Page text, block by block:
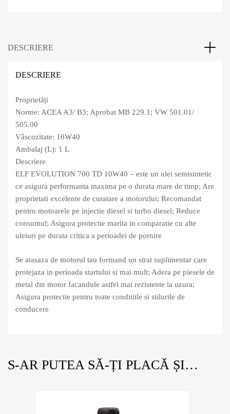
DESCRIERE
DESCRIERE
Proprietăți
Norme: ACEA A3/ B3; Aprobat MB 229.1; VW 501.01/
505.00
Vâscozitate: 10W40
Ambalaj (L): 1 L
Descriere
ELF EVOLUTION 700 TD 10W40 – este un ulei semisintetic
ce asigura performanta maxima pe o durata mare de timp; Are
proprietati excelente de curatare a motorului; Recomandat
pentru motoarele pe injectie diesel si turbo diesel; Reduce
consumul; Asigura protectie marita in comparatie cu alte
uleiuri pe durata critica a perioadei de pornire
Se atasaza de motorul tau formand un strat suplimentar care
protejaza in perioada startului si mai mult; Adera pe piesele de
metal din motor facandule astfel mai rezistente la uzura;
Asigura protectie pentru toate conditiile si stilurile de
conducere
S-AR PUTEA SĂ-ȚI PLACĂ ȘI…